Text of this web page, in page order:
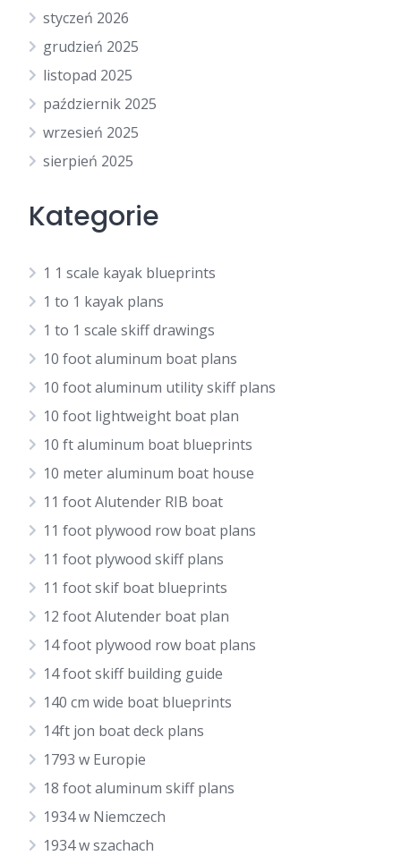
styczeń 2026
grudzień 2025
listopad 2025
październik 2025
wrzesień 2025
sierpień 2025
Kategorie
1 1 scale kayak blueprints
1 to 1 kayak plans
1 to 1 scale skiff drawings
10 foot aluminum boat plans
10 foot aluminum utility skiff plans
10 foot lightweight boat plan
10 ft aluminum boat blueprints
10 meter aluminum boat house
11 foot Alutender RIB boat
11 foot plywood row boat plans
11 foot plywood skiff plans
11 foot skif boat blueprints
12 foot Alutender boat plan
14 foot plywood row boat plans
14 foot skiff building guide
140 cm wide boat blueprints
14ft jon boat deck plans
1793 w Europie
18 foot aluminum skiff plans
1934 w Niemczech
1934 w szachach